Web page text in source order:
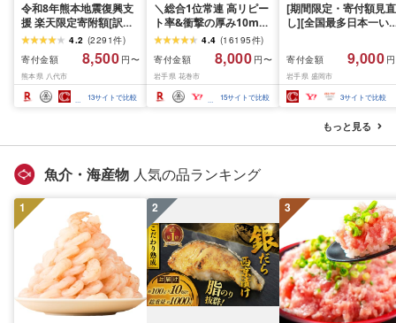
令和8年熊本地震復興支
援 楽天限定寄附額[訳あ
り]牛タン 500g〜2kg 肉
牛肉 訳あり 牛タン 冷凍
小分け 厚切り 薄切り 食
べ比べ 500g 1kg 1.5kg
2kg 牛 人気 ビーフ 牛た
ん ふるさと納税 ランキ
4.2 (2291件)
寄付金額
8,500 円〜
熊本県 八代市
13サイトで比較
＼総合1位常連 高リピー
ト率&衝撃の厚み10mm
厚切り牛タン 塩味/ ≪ス
ピード発送!!10営業日以
内発送≫ 選べる内容量
500g / 1kg 定期便 毎月
届く 牛肉 肉 BBQ ふるさ
と 人気 ランキング 岩手
4.4 (16195件)
寄付金額
8,000 円〜
岩手県 花巻市
15サイトで比較
[期間限定・寄付額見直
し][全国最多日本一い
1.5kg(150g×10個) い
て牛 × 岩中豚 ハンバー
グ 合挽き 合い挽き 黒
和牛 人気 冷凍 個包装
分け 冷凍 牛肉 豚肉 和
ビーフ ポーク はんば
ぐ 挽肉 お肉 ミンチ 肉
お弁当 hannba-gu ラ
寄付金額 9,000
岩手県 盛岡市
3サイトで比較
もっと見る
魚介・海産物 人気の品ランキング
1 2 3